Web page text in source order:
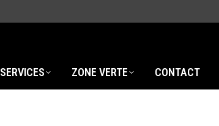
SERVICES ZONE VERTE CONTACT